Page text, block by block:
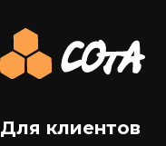
Для клиентов